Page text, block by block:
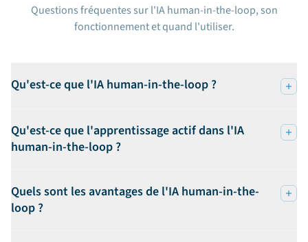
Questions fréquentes sur l'IA human-in-the-loop, son
fonctionnement et quand l'utiliser.
Qu'est-ce que l'IA human-in-the-loop ?
Qu'est-ce que l'apprentissage actif dans l'IA
human-in-the-loop ?
Quels sont les avantages de l'IA human-in-the-
loop ?